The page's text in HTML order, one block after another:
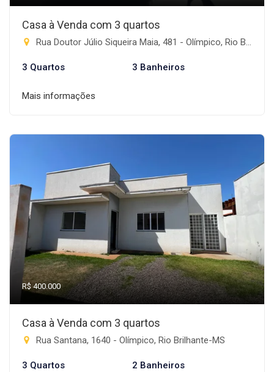
Casa à Venda com 3 quartos
Rua Doutor Júlio Siqueira Maia, 481 - Olímpico, Rio Brilhante-MS
3 Quartos 3 Banheiros
Mais informações
R$ 400.000
Casa à Venda com 3 quartos
Rua Santana, 1640 - Olímpico, Rio Brilhante-MS
3 Quartos 2 Banheiros